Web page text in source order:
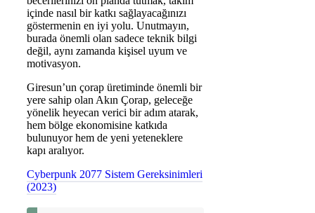
içinde nasıl bir katkı sağlayacağınızı
göstermenin en iyi yolu. Unutmayın,
burada önemli olan sadece teknik bilgi
değil, aynı zamanda kişisel uyum ve
motivasyon.
Giresun’un çorap üretiminde önemli bir
yere sahip olan Akın Çorap, geleceğe
yönelik heyecan verici bir adım atarak,
hem bölge ekonomisine katkıda
bulunuyor hem de yeni yeteneklere
kapı aralıyor.
Cyberpunk 2077 Sistem Gereksinimleri
(2023)